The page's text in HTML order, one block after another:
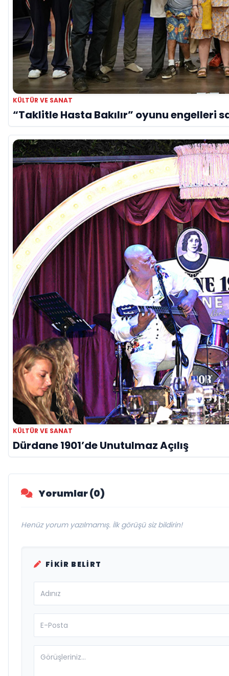
KÜLTÜR VE SANAT
“Taklitle Hasta Bakılır” oyunu engelleri
KÜLTÜR VE SANAT
Dürdane 1901’de Unutulmaz Açılış
Yorumlar (0)
Henüz yorum yazılmamış. İlk görüşü siz bildirin!
FIKIR BELIRT